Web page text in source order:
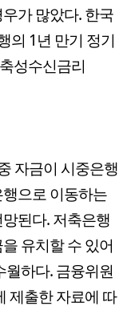
가 많았다. 한국
의 1년 만기 정기
성수신금리
자금이 시중은행
으로 이동하는
된다. 저축은행
유치할 수 있어
하다. 금융위원
제출한 자료에 따